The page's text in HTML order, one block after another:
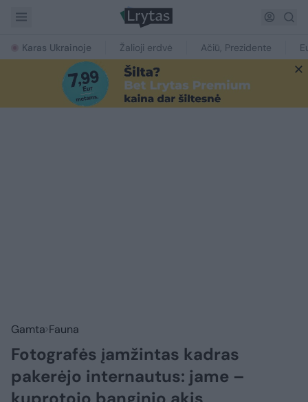
Karas Ukrainoje Žalioji erdvė Ačiū, Prezidente
Gamta Fauna
Fotografės įamžintas kadras
pakerėjo internautus: jame –